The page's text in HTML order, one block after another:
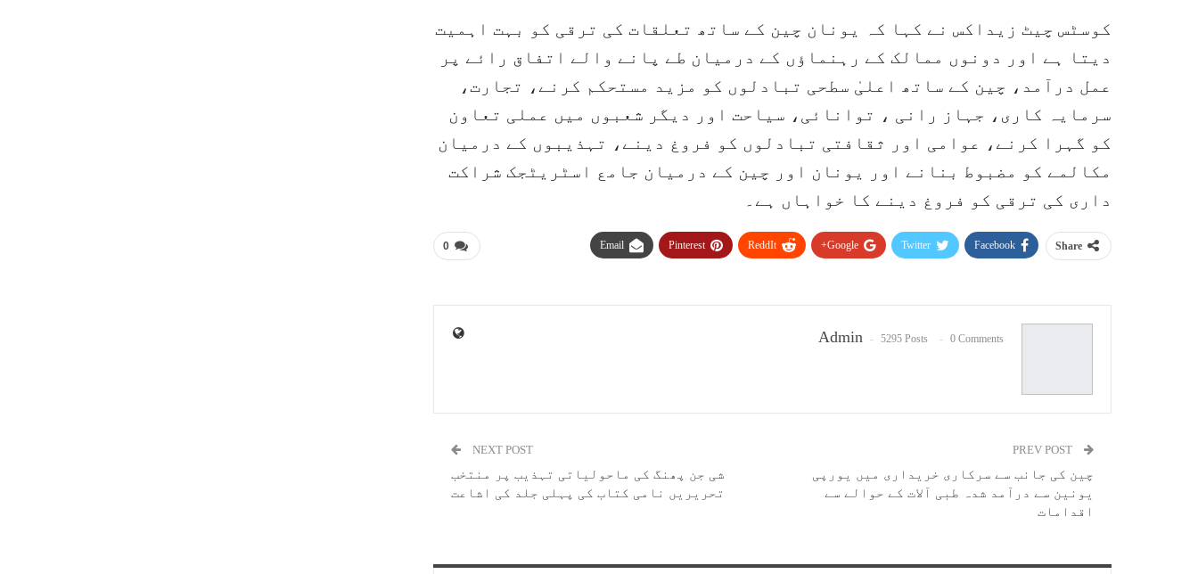
کوسٹس چیٹ زیداکس نے کہا کہ یونان چین کے ساتھ تعلقات کی ترقی کو بہت اہمیت
دیتا ہے اور دونوں ممالک کے رہنماؤں کے درمیان طے پانے والے اتفاق رائے پر
عمل درآمد، چین کے ساتھ اعلیٰ سطحی تبادلوں کو مزید مستحکم کرنے، تجارت،
سرمایہ کاری، جہاز رانی ، توانائی، سیاحت اور دیگر شعبوں میں عملی تعاون
کو گہرا کرنے، عوامی اور ثقافتی تبادلوں کو فروغ دینے، تہذیبوں کے درمیان
مکالمے کو مضبوط بنانے اور یونان اور چین کے درمیان جامع اسٹریٹجک شراکت
داری کی ترقی کو فروغ دینے کا خواہاں ہے۔
0 Share
Facebook
Twitter
Google+
ReddIt
Pinterest
Email
Admin 5295 Posts 0 Comments
چین کی جانب سے سرکاری خریداری میں یورپی
یونین سے درآمد شدہ طبی آلات کے حوالے سے
اقدامات
NEXT POST
شی جن پھنگ کی ماحولیاتی تہذیب پر منتخب
تحریریں نامی کتاب کی پہلی جلد کی اشاعت